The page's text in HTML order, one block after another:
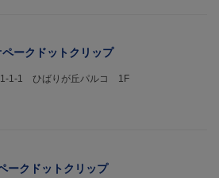
ークドットクリップ
1-1-1 ひばりが丘パルコ 1F
ークドットクリップ